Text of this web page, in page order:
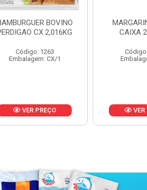
MARGARINA DELINE
CAIXA 24X250G
Código: 12886
Embalagem: CX/1
VER PREÇO
CAIXA
VER